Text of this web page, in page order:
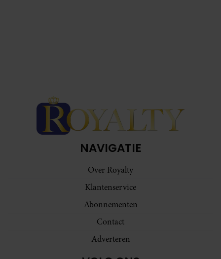
NAVIGATIE
Over Royalty
Klantenservice
Abonnementen
Contact
Adverteren